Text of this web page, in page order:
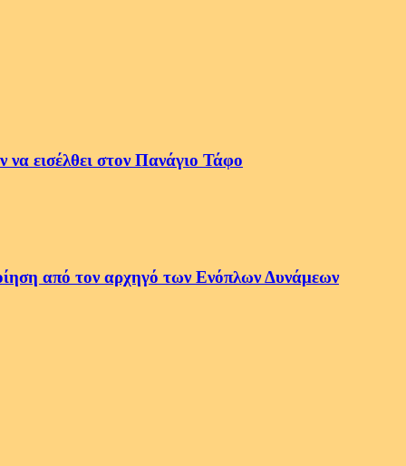
εισέλθει στον Πανάγιο Τάφο
από τον αρχηγό των Ενόπλων Δυνάμεων